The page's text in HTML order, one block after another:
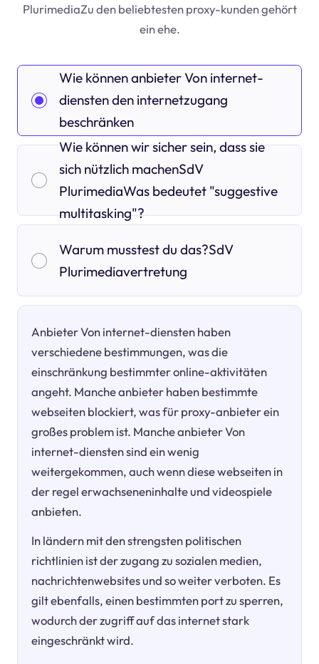
PlurimediaZu den beliebtesten proxy-kunden gehört
ein ehe.
Wie können anbieter Von internet-
diensten den internetzugang
beschränken
Wie können wir sicher sein, dass sie
sich nützlich machenSdV
PlurimediaWas bedeutet "suggestive
multitasking"?
Warum musstest du das?SdV
Plurimediavertretung
Anbieter Von internet-diensten haben
verschiedene bestimmungen, was die
einschränkung bestimmter online-aktivitäten
angeht. Manche anbieter haben bestimmte
webseiten blockiert, was für proxy-anbieter ein
großes problem ist. Manche anbieter Von
internet-diensten sind ein wenig
weitergekommen, auch wenn diese webseiten in
der regel erwachseneninhalte und videospiele
anbieten.
In ländern mit den strengsten politischen
richtlinien ist der zugang zu sozialen medien,
nachrichtenwebsites und so weiter verboten. Es
gilt ebenfalls, einen bestimmten port zu sperren,
wodurch der zugriff auf das internet stark
eingeschränkt wird.